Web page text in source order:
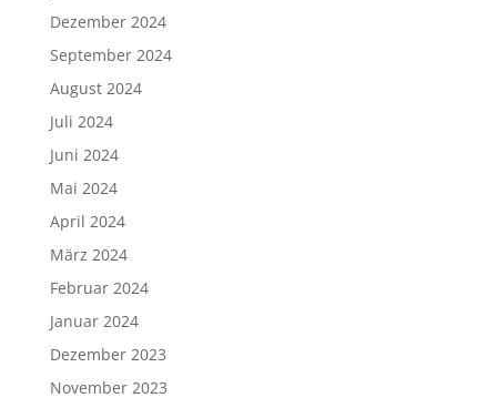
Dezember 2024
September 2024
August 2024
Juli 2024
Juni 2024
Mai 2024
April 2024
März 2024
Februar 2024
Januar 2024
Dezember 2023
November 2023